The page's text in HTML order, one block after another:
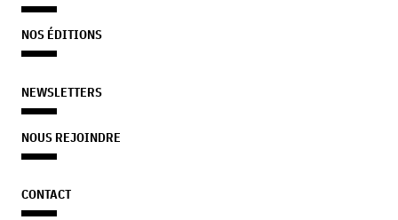
NOS ÉDITIONS
NEWSLETTERS
NOUS REJOINDRE
CONTACT